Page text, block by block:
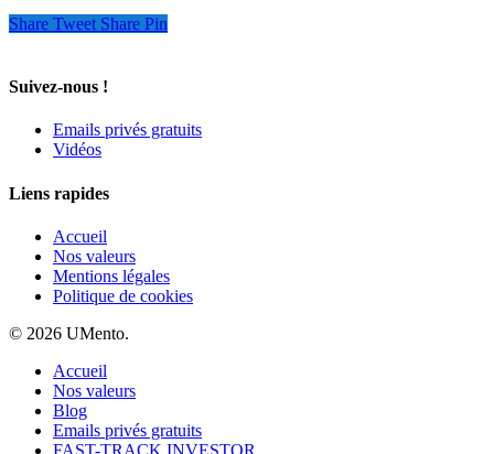
Share Tweet Share Pin
Suivez-nous !
Emails privés gratuits
Vidéos
Liens rapides
Accueil
Nos valeurs
Mentions légales
Politique de cookies
© 2026 UMento.
Accueil
Nos valeurs
Blog
Emails privés gratuits
FAST-TRACK INVESTOR